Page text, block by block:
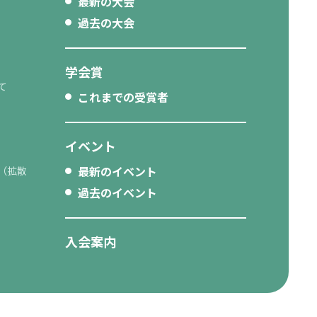
拡散
過去の大会
学会賞
これまでの受賞者
イベント
最新のイベント
過去のイベント
入会案内